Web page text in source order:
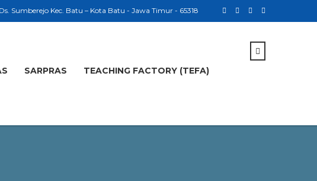
Sumberejo Kec. Batu – Kota Batu - Jawa Timur - 65318
SARPRAS TEACHING FACTORY (TEFA)